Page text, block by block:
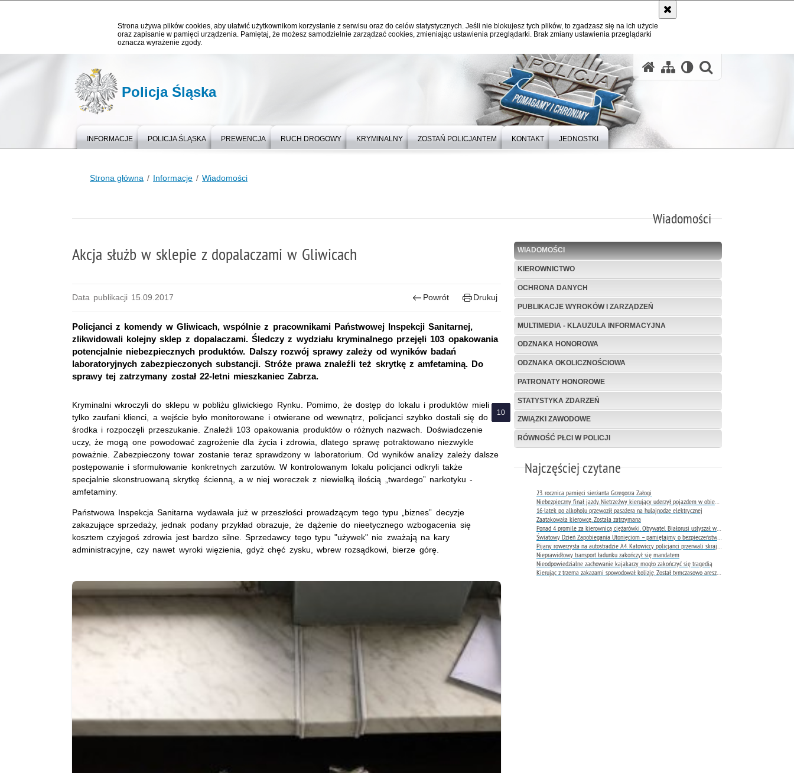
Strona używa plików cookies, aby ułatwić użytkownikom korzystanie z serwisu oraz do celów statystycznych. Jeśli nie blokujesz tych plików, to zgadzasz się na ich użycie
oraz zapisanie w pamięci urządzenia. Pamiętaj, że możesz samodzielnie zarządzać cookies, zmieniając ustawienia przeglądarki. Brak zmiany ustawienia przeglądarki
oznacza wyrażenie zgody.
Policja Śląska
INFORMACJE POLICJA ŚLĄSKA PREWENCJA RUCH DROGOWY KRYMINALNY ZOSTAŃ POLICJANTEM KONTAKT JEDNOSTKI
Strona główna Informacje Wiadomości
Wiadomości
WIADOMOŚCI
KIEROWNICTWO
OCHRONA DANYCH
PUBLIKACJE WYROKÓW I ZARZĄDZEŃ
MULTIMEDIA - KLAUZULA INFORMACYJNA
ODZNAKA HONOROWA
ODZNAKA OKOLICZNOŚCIOWA
PATRONATY HONOROWE
STATYSTYKA ZDARZEŃ
ZWIĄZKI ZAWODOWE
RÓWNOŚĆ PŁCI W POLICJI
Najczęściej czytane
23. rocznica pamięci sierżanta Grzegorza Załogi
16-latek po alkoholu przewoził pasażera na hulajnodze elektrycznej
Zaatakowała kierowcę. Została zatrzymana
Nieprawidłowy transport ładunku zakończył się mandatem
Nieodpowiedzialne zachowanie kajakarzy mogło zakończyć się tragedią
Akcja służb w sklepie z dopalaczami w Gliwicach
Data publikacji 15.09.2017 Powrót Drukuj
Policjanci z komendy w Gliwicach, wspólnie z pracownikami Państwowej Inspekcji Sanitarnej,
zlikwidowali kolejny sklep z dopalaczami. Śledczy z wydziału kryminalnego przejęli 103 opakowania
potencjalnie niebezpiecznych produktów. Dalszy rozwój sprawy zależy od wyników badań
laboratoryjnych zabezpieczonych substancji. Stróże prawa znaleźli też skrytkę z amfetaminą. Do
sprawy tej zatrzymany został 22-letni mieszkaniec Zabrza.
Kryminalni wkroczyli do sklepu w pobliżu gliwickiego Rynku. Pomimo, że dostęp do lokalu i produktów mieli
tylko zaufani klienci, a wejście było monitorowane i otwierane od wewnątrz, policjanci szybko dostali się do
środka i rozpoczęli przeszukanie. Znaleźli 103 opakowania produktów o różnych nazwach. Doświadczenie
uczy, że mogą one powodować zagrożenie dla życia i zdrowia, dlatego sprawę potraktowano niezwykle
poważnie. Zabezpieczony towar zostanie teraz sprawdzony w laboratorium. Od wyników analizy zależy dalsze
postępowanie i sformułowanie konkretnych zarzutów. W kontrolowanym lokalu policjanci odkryli także
specjalnie skonstruowaną skrytkę ścienną, a w niej woreczek z niewielką ilością „twardego” narkotyku -
amfetaminy.
Państwowa Inspekcja Sanitarna wydawała już w przeszłości prowadzącym tego typu „biznes” decyzje
zakazujące sprzedaży, jednak podany przykład obrazuje, że dążenie do nieetycznego wzbogacenia się
kosztem czyjegoś zdrowia jest bardzo silne. Sprzedawcy tego typu "używek" nie zważają na kary
administracyjne, czy nawet wyroki więzienia, gdyż chęć zysku, wbrew rozsądkowi, bierze górę.